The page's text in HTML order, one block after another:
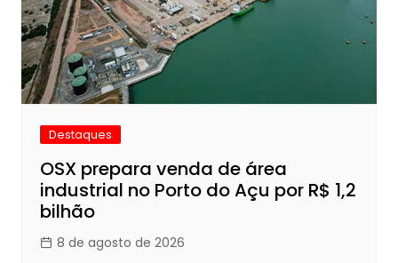
Destaques
OSX prepara venda de área
industrial no Porto do Açu por R$ 1,2
bilhão
8 de agosto de 2026